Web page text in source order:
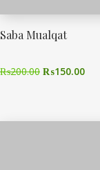
Saba Mualqat
₨200.00 ₨150.00